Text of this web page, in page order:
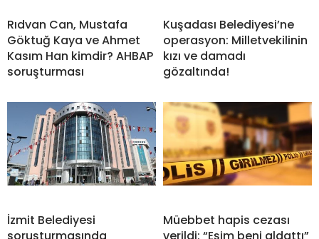
Rıdvan Can, Mustafa
Göktuğ Kaya ve Ahmet
Kasım Han kimdir? AHBAP
soruşturması
Kuşadası Belediyesi’ne
operasyon: Milletvekilinin
kızı ve damadı
gözaltında!
İzmit Belediyesi
soruşturmasında
Müebbet hapis cezası
verildi: “Eşim beni aldattı”